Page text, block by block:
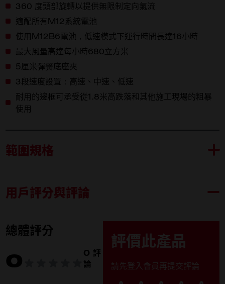
360 度頭部旋轉以提供無限制定向氣流
適配所有M12系統電池
使用M12B6電池，低速模式下運行時間長達16小時
最大風量高達每小時680立方米
5厘米彈簧底座夾
3段速度設置：高速、中速、低速
耐用的邊框可承受從1.8米高跌落和其他施工現場的粗暴
使用
範圍規格
內容物
電壓 (V) 12V
用戶評分與評論
總體評分
0
0 評
論
評價此產品
請先登入會員再提交評論